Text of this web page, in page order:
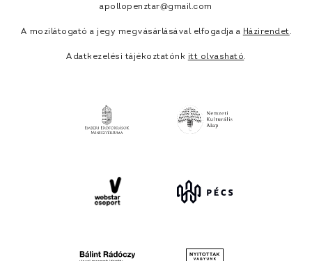
apollopenztar@gmail.com
A mozilátogató a jegy megvásárlásával elfogadja a Házirendet.
Adatkezelési tájékoztatónk itt olvasható.